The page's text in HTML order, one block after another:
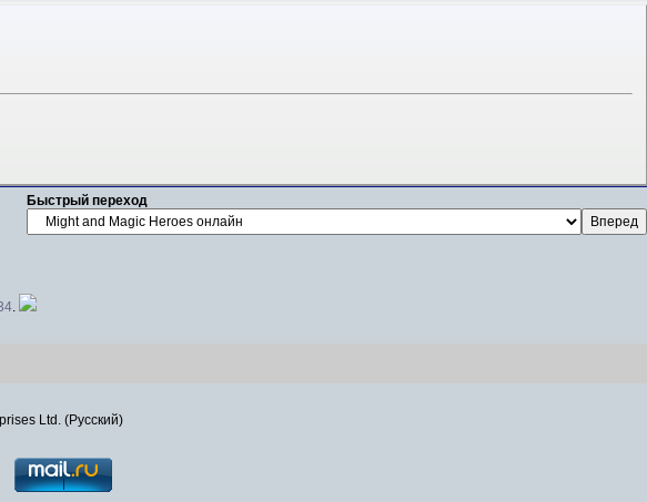
Быстрый переход
.
Ltd. (Русский)